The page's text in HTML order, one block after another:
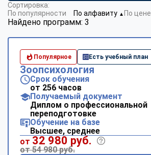
Найдено программ: 3
Сортировка:
По популярности
По алфавиту ▼ По цене
Популярное Есть учебный план
Зоопсихология
Срок обучения
от 256 часов
Получаемый документ
Диплом о профессиональной
переподготовке
Обучение на базе
Высшее, среднее
от 32 980 руб.
от 54 980 руб.